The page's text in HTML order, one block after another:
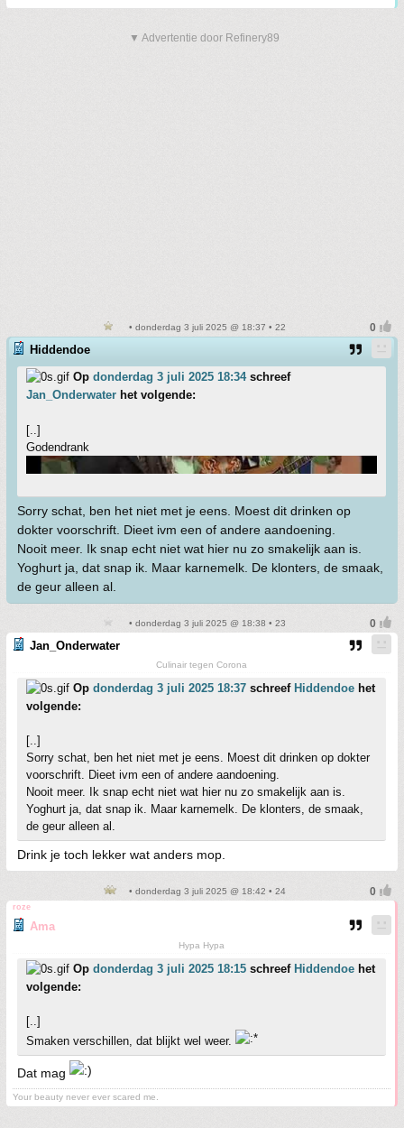
▼ Advertentie door Refinery89
• donderdag 3 juli 2025 @ 18:37 • 22
Hiddendoe
Op donderdag 3 juli 2025 18:34schreef
Jan_Onderwater het volgende:
[..]
Godendrank
Sorry schat, ben het niet met je eens. Moest dit drinken op
dokter voorschrift. Dieet ivm een of andere aandoening.
Nooit meer. Ik snap echt niet wat hier nu zo smakelijk aan is.
Yoghurt ja, dat snap ik. Maar karnemelk. De klonters, de smaak,
de geur alleen al.
• donderdag 3 juli 2025 @ 18:38 • 23
Jan_Onderwater
Culinair tegen Corona
Op donderdag 3 juli 2025 18:37 schreef Hiddendoe het
volgende:
[..]
Sorry schat, ben het niet met je eens. Moest dit drinken op dokter
voorschrift. Dieet ivm een of andere aandoening.
Nooit meer. Ik snap echt niet wat hier nu zo smakelijk aan is.
Yoghurt ja, dat snap ik. Maar karnemelk. De klonters, de smaak,
de geur alleen al.
Drink je toch lekker wat anders mop.
• donderdag 3 juli 2025 @ 18:42 • 24
roze
Ama
Hypa Hypa
Op donderdag 3 juli 2025 18:15 schreef Hiddendoe het
volgende:
[..]
Smaken verschillen, dat blijkt wel weer.
Dat mag
Your beauty never ever scared me.